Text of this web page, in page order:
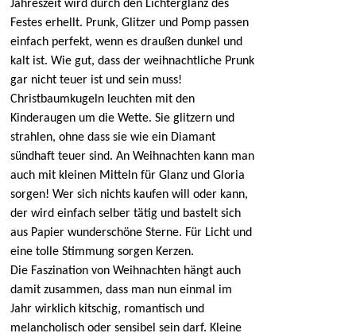
Jahreszeit wird durch den Lichterglanz des
Festes erhellt. Prunk, Glitzer und Pomp passen
einfach perfekt, wenn es draußen dunkel und
kalt ist. Wie gut, dass der weihnachtliche Prunk
gar nicht teuer ist und sein muss!
Christbaumkugeln leuchten mit den
Kinderaugen um die Wette. Sie glitzern und
strahlen, ohne dass sie wie ein Diamant
sündhaft teuer sind. An Weihnachten kann man
auch mit kleinen Mitteln für Glanz und Gloria
sorgen! Wer sich nichts kaufen will oder kann,
der wird einfach selber tätig und bastelt sich
aus Papier wunderschöne Sterne. Für Licht und
eine tolle Stimmung sorgen Kerzen.
Die Faszination von Weihnachten hängt auch
damit zusammen, dass man nun einmal im
Jahr wirklich kitschig, romantisch und
melancholisch oder sensibel sein darf. Kleine